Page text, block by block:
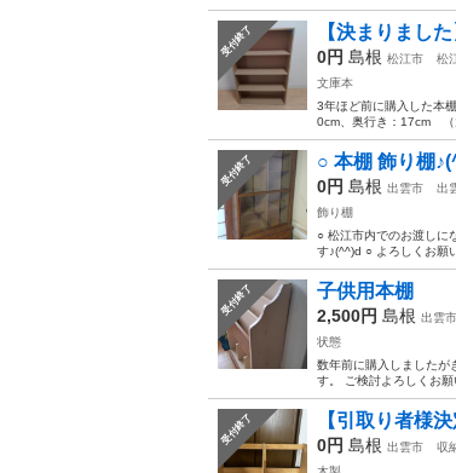
受付終了 【決まりまし
0円 島根 松江市 松
文庫本
3年ほど前に購入した本
0cm、奥行き：17cm （
受付終了 ○ 本棚 飾り棚
0円 島根 出雲市 出
飾り棚
○ 松江市内でのお渡しに
す♪(^^)d ○ よろしくお願
受付終了 子供用本棚
2,500円 島根 出雲市
状態
数年前に購入しましたが
す。 ご検討よろしくお願
受付終了 【引取り者様
0円 島根 出雲市
収